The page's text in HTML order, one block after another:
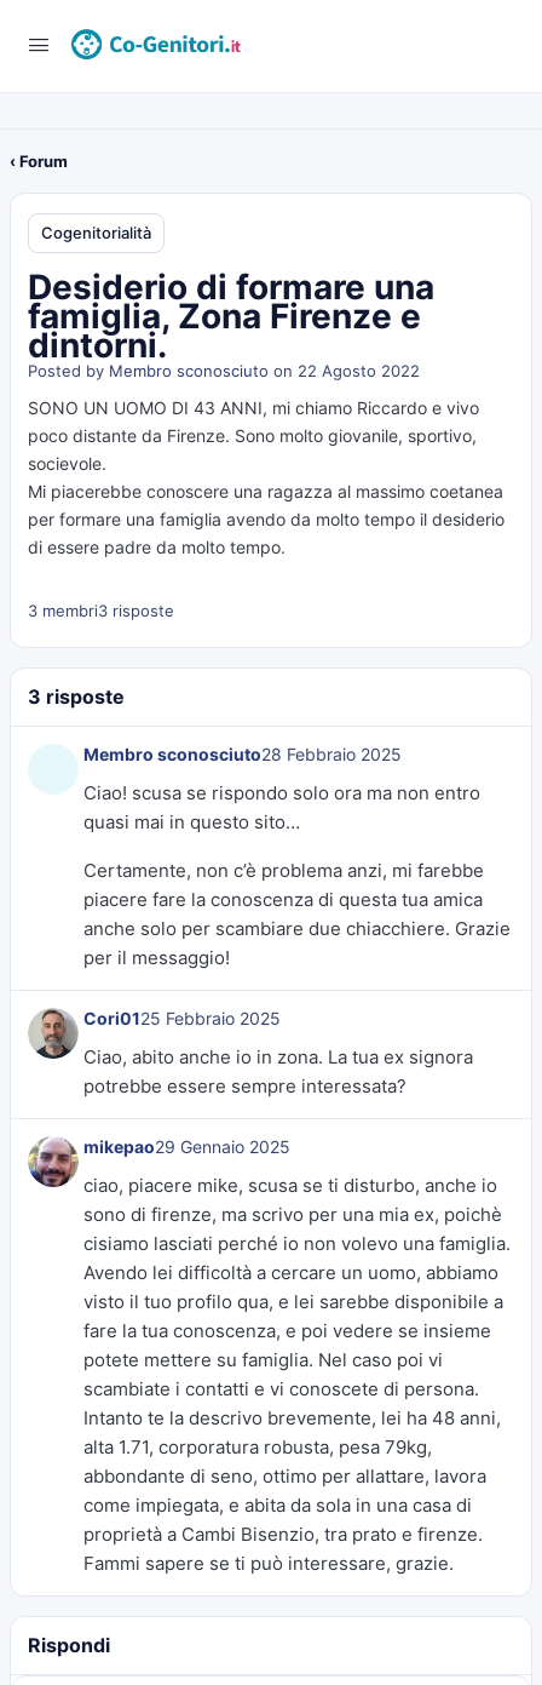
‹ Forum
Cogenitorialità
Desiderio di formare una
famiglia, Zona Firenze e
dintorni.
Posted by Membro sconosciuto on 22 Agosto 2022
SONO UN UOMO DI 43 ANNI, mi chiamo Riccardo e vivo
poco distante da Firenze. Sono molto giovanile, sportivo,
socievole.
Mi piacerebbe conoscere una ragazza al massimo coetanea
per formare una famiglia avendo da molto tempo il desiderio
di essere padre da molto tempo.
3 membri3 risposte
3 risposte
Membro sconosciuto28 Febbraio 2025
Ciao! scusa se rispondo solo ora ma non entro
quasi mai in questo sito…
Certamente, non c’è problema anzi, mi farebbe
piacere fare la conoscenza di questa tua amica
anche solo per scambiare due chiacchiere. Grazie
per il messaggio!
Cori0125 Febbraio 2025
Ciao, abito anche io in zona. La tua ex signora
potrebbe essere sempre interessata?
mikepao29 Gennaio 2025
ciao, piacere mike, scusa se ti disturbo, anche io
sono di firenze, ma scrivo per una mia ex, poichè
cisiamo lasciati perché io non volevo una famiglia.
Avendo lei difficoltà a cercare un uomo, abbiamo
visto il tuo profilo qua, e lei sarebbe disponibile a
fare la tua conoscenza, e poi vedere se insieme
potete mettere su famiglia. Nel caso poi vi
scambiate i contatti e vi conoscete di persona.
Intanto te la descrivo brevemente, lei ha 48 anni,
alta 1.71, corporatura robusta, pesa 79kg,
abbondante di seno, ottimo per allattare, lavora
come impiegata, e abita da sola in una casa di
proprietà a Cambi Bisenzio, tra prato e firenze.
Fammi sapere se ti può interessare, grazie.
Rispondi